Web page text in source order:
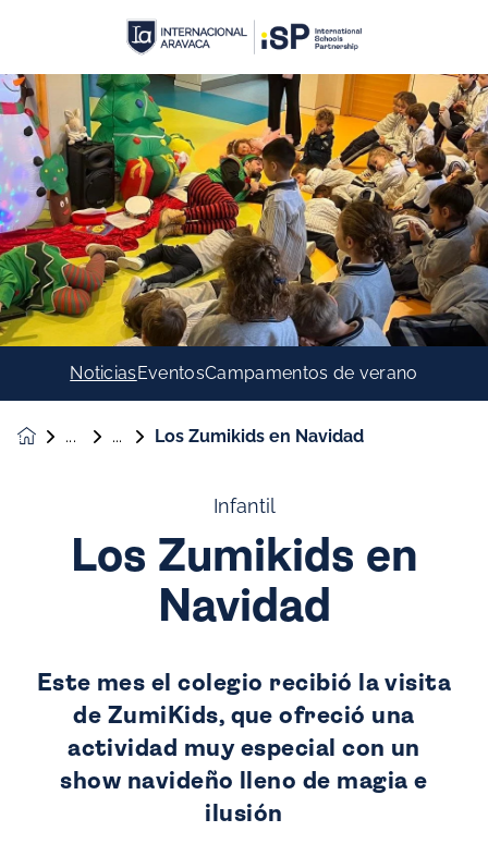
NoticiasEventosCampamentos de verano
Los Zumikids en Navidad
Infantil
Los Zumikids en
Navidad
Este mes el colegio recibió la visita
de ZumiKids, que ofreció una
actividad muy especial con un
show navideño lleno de magia e
ilusión